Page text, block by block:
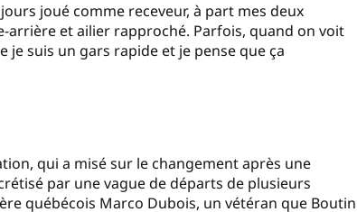
joué comme receveur, à part mes deux
arrière et ailier rapproché. Parfois, quand on voit
je suis un gars rapide et je pense que ça
qui a misé sur le changement après une
par une vague de départs de plusieurs
québécois Marco Dubois, un vétéran que Boutin